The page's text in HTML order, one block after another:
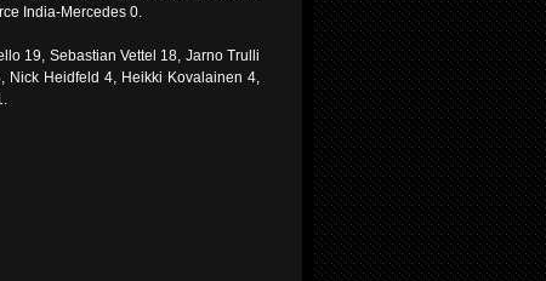
India-Mercedes 0.
19, Sebastian Vettel 18, Jarno Trulli
Nick Heidfeld 4, Heikki Kovalainen 4,